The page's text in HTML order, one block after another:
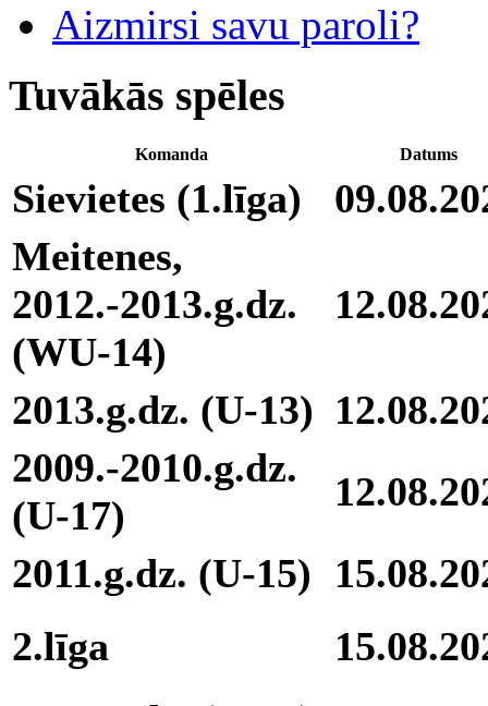
Aizmirsi savu paroli?
Tuvākās spēles
Komanda Datums
Sievietes (1.līga)
Meitenes,
2012.-2013.g.dz.
(WU-14)
2013.g.dz. (U-13)
2009.-2010.g.dz.
(U-17)
2011.g.dz. (U-15)
2.līga